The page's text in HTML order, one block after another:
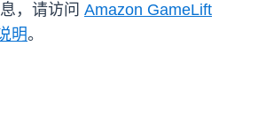
，请访问 Amazon GameLift
明。